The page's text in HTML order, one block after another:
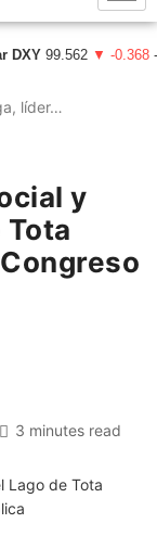
99.562 ▼ -0.368-
líder…
y
3 minutes read